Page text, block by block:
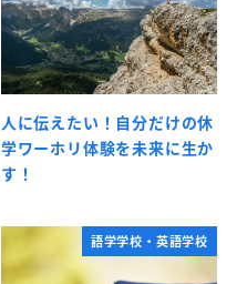
人に伝えたい！自分だけの休
学ワーホリ体験を未来に生か
す！
語学学校・英語学校